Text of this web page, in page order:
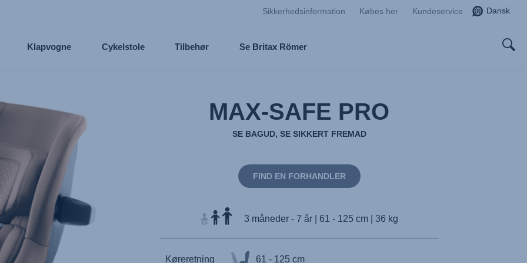
Sikkerhedsinformation Købes her Kundeservice Dansk
Klapvogne Cykelstole Tilbehør Se Britax Römer
MAX-SAFE PRO
SE BAGUD, SE SIKKERT FREMAD
FIND EN FORHANDLER
3 måneder - 7 år | 61 - 125 cm | 36 kg
Køreretning 61 - 125 cm